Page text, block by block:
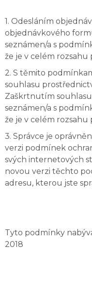
1. Odesláním
objednávkového
seznámen/a s
že je v celém rozsahu
2. S těmito
souhlasu
Zaškrtnutím
seznámen/a s
že je v celém rozsahu
3. Správce je
verzi podmínek
svých internetových
novou verzi těchto
adresu, kterou jste
Tyto podmínky
2018